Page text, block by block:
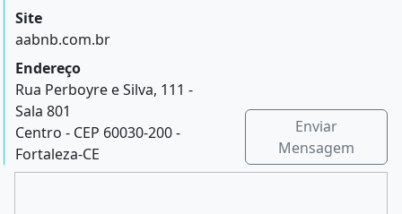
Site
aabnb.com.br
Endereço
Rua Perboyre e Silva, 111 -
Sala 801
Centro - CEP 60030-200 -
Fortaleza-CE
Enviar
Mensagem